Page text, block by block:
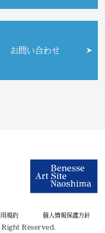
お問い合わせ
用規約
個人情報保護方針
Reserved.